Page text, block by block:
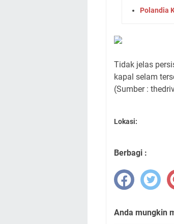
Polandia
Tidak jelas
kapal selam
(Sumber :
Lokasi:
Berbagi :
Anda mungkin